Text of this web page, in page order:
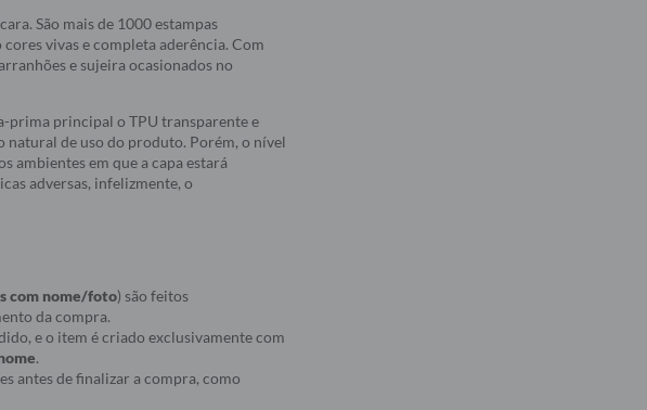
São mais de 1000 estampas
vivas e completa aderência. Com
e sujeira ocasionados no
prima principal o TPU transparente e
natural de uso do produto. Porém, o nível
ambientes em que a capa estará
adversas, infelizmente, o
com nome/foto) são feitos
da compra.
e o item é criado exclusivamente com
.
antes de finalizar a compra, como